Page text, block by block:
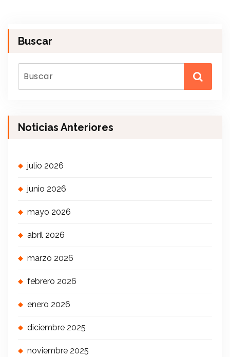
Buscar
Noticias Anteriores
julio 2026
junio 2026
mayo 2026
abril 2026
marzo 2026
febrero 2026
enero 2026
diciembre 2025
noviembre 2025